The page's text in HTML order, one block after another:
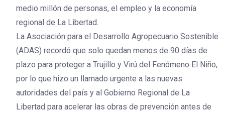
medio millón de personas, el empleo y la economía
regional de La Libertad.
La Asociación para el Desarrollo Agropecuario Sostenible
(ADAS) recordó que solo quedan menos de 90 días de
plazo para proteger a Trujillo y Virú del Fenómeno El Niño,
por lo que hizo un llamado urgente a las nuevas
autoridades del país y al Gobierno Regional de La
Libertad para acelerar las obras de prevención antes de